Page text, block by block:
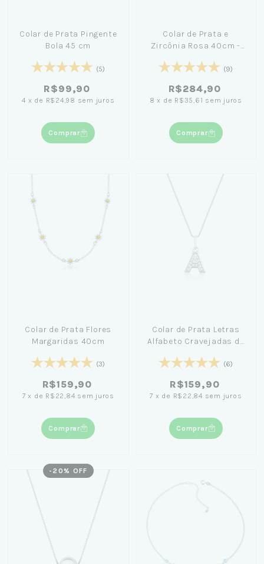
Colar de Prata Pingente
Bola 45 cm
(5)
R$99,90
4 x de R$24,98 sem juros
Comprar
Colar de Prata e
Zircônia Rosa 40cm -
(9)
R$284,90
8 x de R$35,61 sem juros
Comprar
Colar de Prata Flores
Margaridas 40cm
(3)
R$159,90
7 x de R$22,84 sem juros
Comprar
Colar de Prata Letras
Alfabeto Cravejadas de
(6)
R$159,90
7 x de R$22,84 sem juros
Comprar
- 20 % OFF